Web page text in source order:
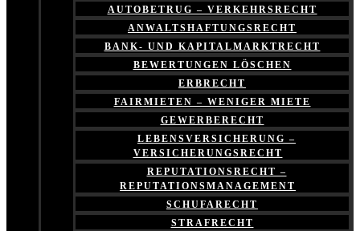
AUTOBETRUG – VERKEHRSRECHT
ANWALTSHAFTUNGSRECHT
BANK- UND KAPITALMARKTRECHT
BEWERTUNGEN LÖSCHEN
ERBRECHT
FAIRMIETEN – WENIGER MIETE
GEWERBERECHT
LEBENSVERSICHERUNG –
VERSICHERUNGSRECHT
REPUTATIONSRECHT –
REPUTATIONSMANAGEMENT
SCHUFARECHT
STRAFRECHT